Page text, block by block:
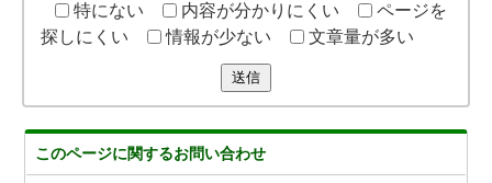
特にない
内容が分かりにくい
ページを
探しにくい
情報が少ない 文章量が多い
送信
このページに関するお問い合わせ